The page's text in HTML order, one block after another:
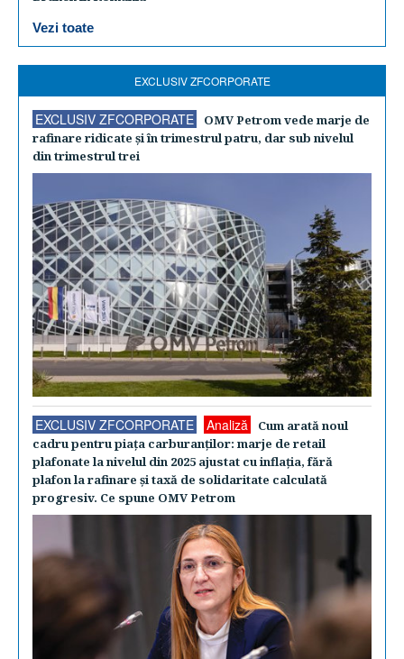
Vezi toate
EXCLUSIV ZFCORPORATE
EXCLUSIV ZFCORPORATE
OMV Petrom vede marje de
rafinare ridicate şi în trimestrul patru, dar sub nivelul
din trimestrul trei
EXCLUSIV ZFCORPORATE Analiză
Cum arată noul
cadru pentru piaţa carburanţilor: marje de retail
plafonate la nivelul din 2025 ajustat cu inflaţia, fără
plafon la rafinare şi taxă de solidaritate calculată
progresiv. Ce spune OMV Petrom